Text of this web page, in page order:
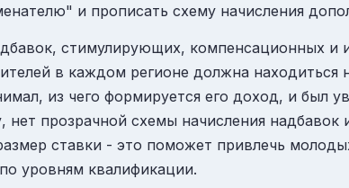
и прописать схему начисления
стимулирующих, компенсационных и
в каждом регионе должна находиться
из чего формируется его доход, и был
прозрачной схемы начисления надбавок
ставки - это поможет привлечь
уровням квалификации.